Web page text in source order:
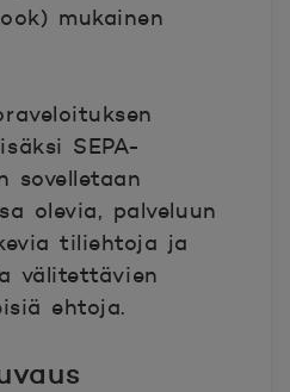
mukainen
SEPA-
sovelletaan
olevia, palveluun
tiliehtoja ja
välitettävien
ehtoja.